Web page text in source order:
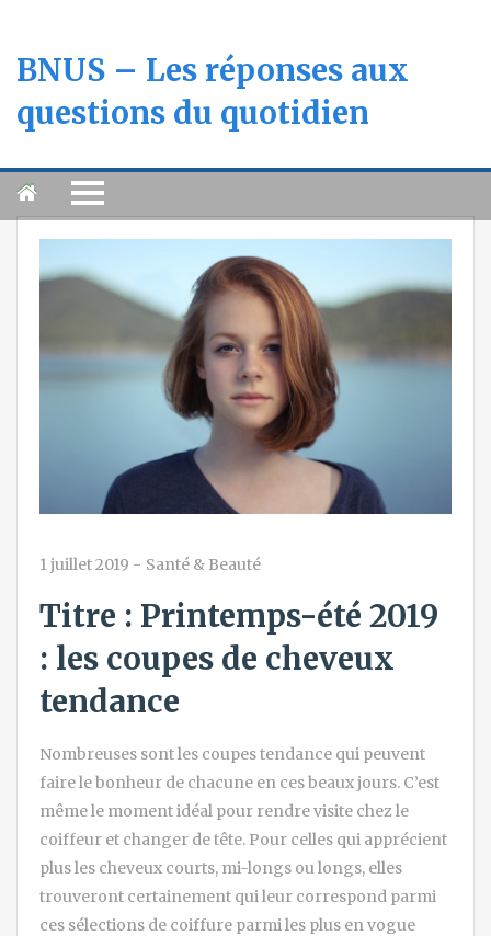
BNUS – Les réponses aux
questions du quotidien
1 juillet 2019 - Santé & Beauté
Titre : Printemps-été 2019
: les coupes de cheveux
tendance
Nombreuses sont les coupes tendance qui peuvent
faire le bonheur de chacune en ces beaux jours. C’est
même le moment idéal pour rendre visite chez le
coiffeur et changer de tête. Pour celles qui apprécient
plus les cheveux courts, mi-longs ou longs, elles
trouveront certainement qui leur correspond parmi
ces sélections de coiffure parmi les plus en vogue